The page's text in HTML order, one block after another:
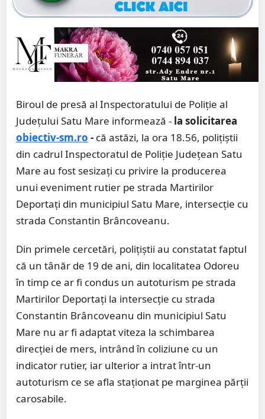
Biroul de presă al Inspectoratului de Poliție al
Județului Satu Mare informează - la solicitarea
obiectiv-sm.ro - că astăzi, la ora 18.56, polițiștii
din cadrul Inspectoratul de Poliție Județean Satu
Mare au fost sesizați cu privire la producerea
unui eveniment rutier pe strada Martirilor
Deportați din municipiul Satu Mare, intersecție cu
strada Constantin Brâncoveanu.
Din primele cercetări, polițiștii au constatat faptul
că un tânăr de 19 de ani, din localitatea Odoreu
în timp ce ar fi condus un autoturism pe strada
Martirilor Deportați la intersecție cu strada
Constantin Brâncoveanu din municipiul Satu
Mare nu ar fi adaptat viteza la schimbarea
direcției de mers, intrând în coliziune cu un
indicator rutier, iar ulterior a intrat într-un
autoturism ce se afla staționat pe marginea părții
carosabile.